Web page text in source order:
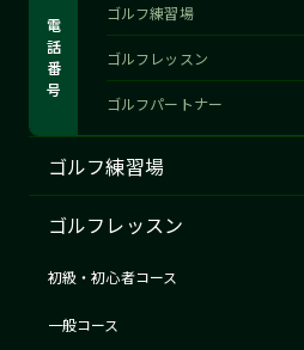
電
話
番
号
ゴルフ練習場
ゴルフレッスン
ゴルフパートナー
ゴルフ練習場
ゴルフレッスン
初級・初心者コース
一般コース